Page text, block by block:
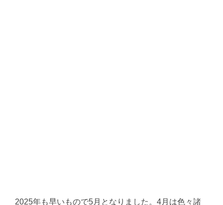
2025年も早いもので5月となりました。4月は色々諸